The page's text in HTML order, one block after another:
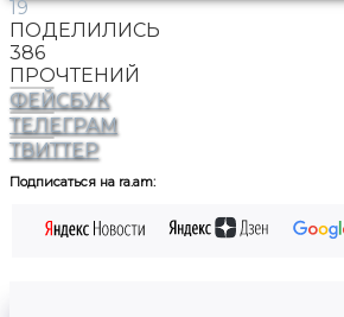
19
ПОДЕЛИЛИСЬ
386
ПРОЧТЕНИЙ
ФЕЙСБУК
ТЕЛЕГРАМ
ТВИТТЕР
Подписаться на ra.am: